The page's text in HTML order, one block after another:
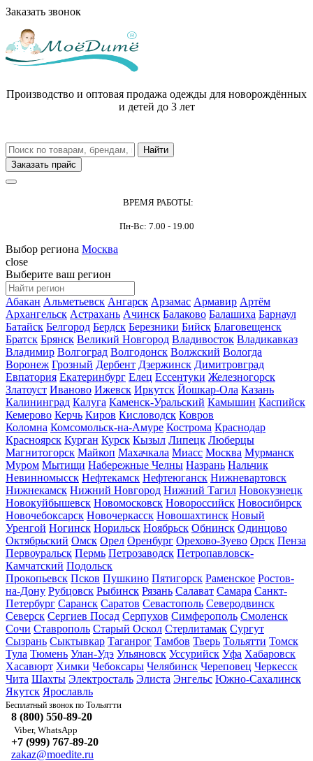
Заказать звонок
Производство и оптовая продажа одежды для новорождённых
и детей до 3 лет
Заказать прайс
ВРЕМЯ РАБОТЫ:
Пн-Вс: 7.00 - 19.00
Выбор региона Москва
close
Выберите ваш регион
Абакан Альметьевск Ангарск Арзамас Армавир Артём
Архангельск Астрахань Ачинск Балаково Балашиха Барнаул
Батайск Белгород Бердск Березники Бийск Благовещенск
Братск Брянск Великий Новгород Владивосток Владикавказ
Владимир Волгоград Волгодонск Волжский Вологда
Воронеж Грозный Дербент Дзержинск Димитровград
Евпатория Екатеринбург Елец Ессентуки Железногорск
Златоуст Иваново Ижевск Иркутск Йошкар-Ола Казань
Калининград Калуга Каменск-Уральский Камышин Каспийск
Кемерово Керчь Киров Кисловодск Ковров
Коломна Комсомольск-на-Амуре Кострома Краснодар
Красноярск Курган Курск Кызыл Липецк Люберцы
Магнитогорск Майкоп Махачкала Миасс Москва Мурманск
Муром Мытищи Набережные Челны Назрань Нальчик
Невинномысск Нефтекамск Нефтеюганск Нижневартовск
Нижнекамск Нижний Новгород Нижний Тагил Новокузнецк
Новокуйбышевск Новомосковск Новороссийск Новосибирск
Новочебоксарск Новочеркасск Новошахтинск Новый
Уренгой Ногинск Норильск Ноябрьск Обнинск Одинцово
Октябрьский Омск Орел Оренбург Орехово-Зуево Орск Пенза
Первоуральск Пермь Петрозаводск Петропавловск-
Камчатский Подольск
Прокопьевск Псков Пушкино Пятигорск Раменское Ростов-
на-Дону Рубцовск Рыбинск Рязань Салават Самара Санкт-
Петербург Саранск Саратов Севастополь Северодвинск
Северск Сергиев Посад Серпухов Симферополь Смоленск
Сочи Ставрополь Старый Оскол Стерлитамак Сургут
Сызрань Сыктывкар Таганрог Тамбов Тверь Тольятти Томск
Тула Тюмень Улан-Удэ Ульяновск Уссурийск Уфа Хабаровск
Хасавюрт Химки Чебоксары Челябинск Череповец Черкесск
Чита Шахты Электросталь Элиста Энгельс Южно-Сахалинск
Якутск Ярославль
Бесплатный звонок по Тольятти
8 (800) 550-89-20
Viber, WhatsApp
+7 (999) 767-89-20
zakaz@moedite.ru